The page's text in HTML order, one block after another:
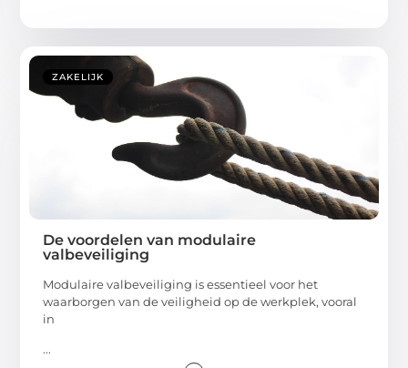
ZAKELIJK
De voordelen van modulaire
valbeveiliging
Modulaire valbeveiliging is essentieel voor het
waarborgen van de veiligheid op de werkplek, vooral
in
...